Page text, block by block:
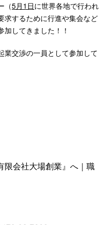
（5月1日に世界各地で行われ
求するために行進や集会など
してきました！！
業交渉の一員として参加して
限会社大場創業』へ｜職